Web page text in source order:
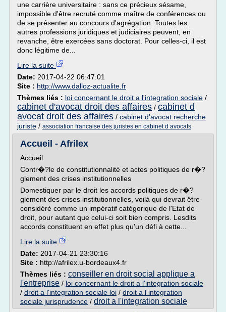
une carrière universitaire : sans ce précieux sésame,
impossible d'être recruté comme maître de conférences ou
de se présenter au concours d'agrégation. Toutes les
autres professions juridiques et judiciaires peuvent, en
revanche, être exercées sans doctorat. Pour celles-ci, il est
donc légitime de...
Lire la suite
Date: 2017-04-22 06:47:01
Site : http://www.dalloz-actualite.fr
Thèmes liés : loi concernant le droit a l'integration sociale /
cabinet d'avocat droit des affaires / cabinet d
avocat droit des affaires / cabinet d'avocat recherche
juriste / association francaise des juristes en cabinet d avocats
Accueil - Afrilex
Accueil
Contr�?le de constitutionnalité et actes politiques de r�?
glement des crises institutionnelles
Domestiquer par le droit les accords politiques de r�?
glement des crises institutionnelles, voilà qui devrait être
considéré comme un impératif catégorique de l'Etat de
droit, pour autant que celui-ci soit bien compris. Lesdits
accords constituent en effet plus qu'un défi à cette...
Lire la suite
Date: 2017-04-21 23:30:16
Site : http://afrilex.u-bordeaux4.fr
Thèmes liés : conseiller en droit social applique a
l'entreprise / loi concernant le droit a l'integration sociale
/ droit a l'integration sociale loi / droit a l integration
sociale jurisprudence / droit a l'integration sociale